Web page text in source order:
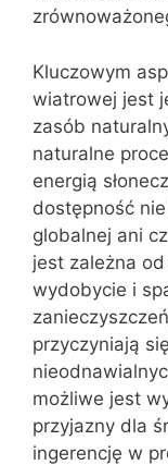
Kluczowym
wiatrowej jest
zasób
naturalne
energią
dostępność
globalnej ani
jest zależna
wydobycie i
przyczyniają
możliwe jest
przyjazny dla
ingerencję w